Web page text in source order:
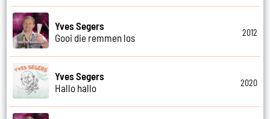
Yves Segers
Gooi die remmen los
2012
Yves Segers
Hallo hallo
2020